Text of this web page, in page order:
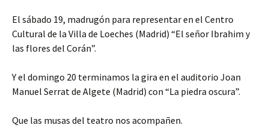
El sábado 19, madrugón para representar en el Centro
Cultural de la Villa de Loeches (Madrid) “El señor Ibrahim y
las flores del Corán”.
Y el domingo 20 terminamos la gira en el auditorio Joan
Manuel Serrat de Algete (Madrid) con “La piedra oscura”.
Que las musas del teatro nos acompañen.